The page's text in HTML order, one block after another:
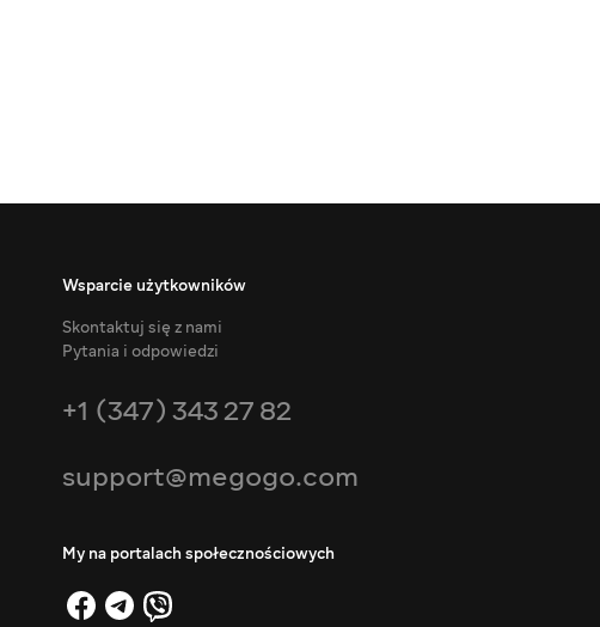
Wsparcie użytkowników
Skontaktuj się z nami
Pytania i odpowiedzi
+1 (347) 343 27 82
support@megogo.com
My na portalach społecznościowych